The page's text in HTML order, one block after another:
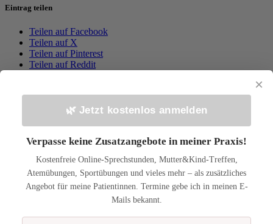
Eintrag teilen
Teilen auf Facebook
Teilen auf X
Teilen auf Pinterest
Teilen auf Reddit
content/uploads/andrea-fertig.jpg 0 0 adminaf
https://www.osteopathie-praxis-taunus.de/wp-
content/uploads/andrea-fertig.jpg
11-30 11:02:42Symptome der Kinderseele
Gesundheitstipps & Neuigkeiten aus der Praxis – kein Spam, jederzeit abmeldbar.
Newsletter anmelden
×
🌿 Jetzt kostenlos anmelden
Verpasse keine Zusatzangebote in meiner Praxis!
Kostenfreie Online-Sprechstunden, Mutter&Kind-Treffen,
Atemübungen, Sportübungen und vieles mehr – als zusätzliches
Angebot für meine Patientinnen. Termine gebe ich in meinen E-
Mails bekannt.